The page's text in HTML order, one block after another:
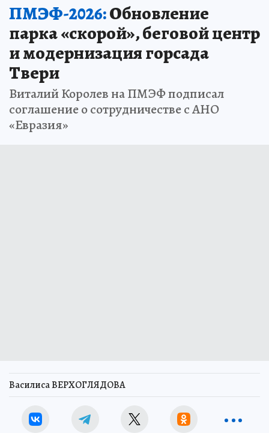
ПМЭФ-2026:Обновление
парка «скорой», беговой центр
и модернизация горсада
Твери
Виталий Королев на ПМЭФ подписал
соглашение о сотрудничестве с АНО
«Евразия»
Василиса ВЕРХОГЛЯДОВА